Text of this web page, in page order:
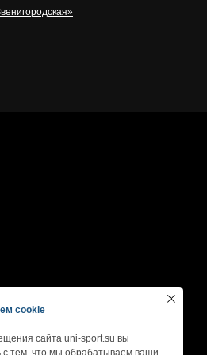
cookie
сайта uni-sport.su вы
с тем, что мы обрабатываем ваши